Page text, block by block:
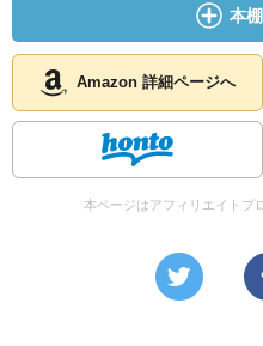
本
Amazon 詳細ページへ
本ページはアフィリエイトプ